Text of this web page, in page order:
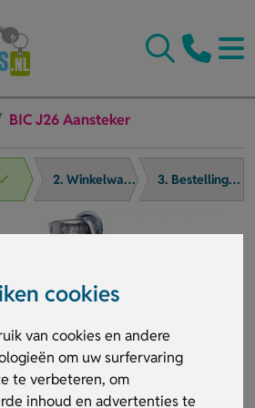
cookies
van cookies en andere
om uw surfervaring
te verbeteren, om
inhoud en advertenties te
BIC J26 Aansteker
2. Winkelwagen 3. Bestelling afronden